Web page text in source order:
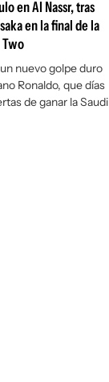
en Al Nassr, tras
en la final de la
Two
nuevo golpe duro
Ronaldo, que días
de ganar la Saudi